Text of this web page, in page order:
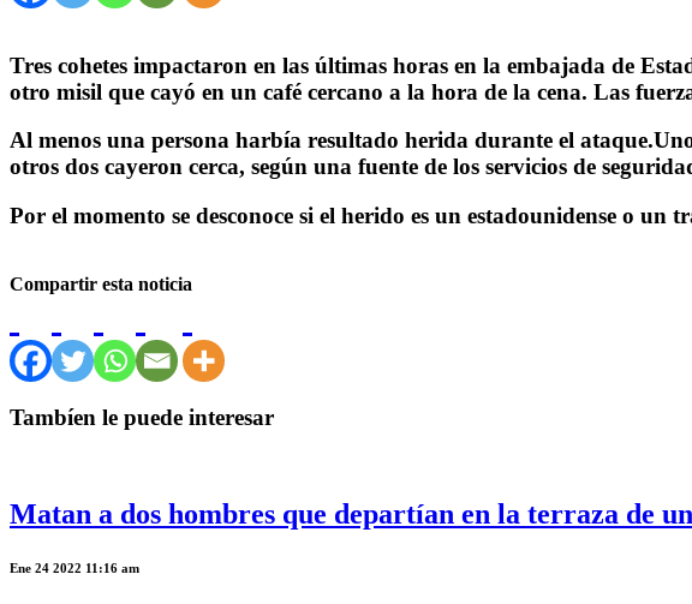
Tres cohetes impactaron en las últimas horas en la embajada de
otro misil que cayó en un café cercano a la hora de la cena. Las
Al menos una persona harbía resultado herida durante el
otros dos cayeron cerca, según una fuente de los servicios de
Por el momento se desconoce si el herido es un estadounidense o un
Compartir esta noticia
Tambíen le puede interesar
Matan a dos hombres que departían en la terraza de
Ene 24 2022 11:16 am